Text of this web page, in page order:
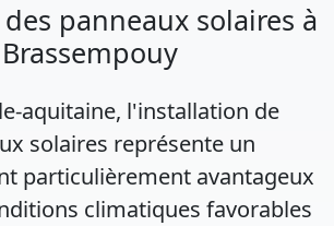
panneaux solaires à
Brassempouy
aquitaine, l'installation de
solaires représente un
particulièrement avantageux
climatiques favorables